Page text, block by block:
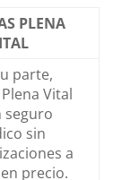
PLENA
parte,
Vital
seguro
sin
a
precio.